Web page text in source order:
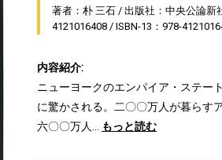
著者：朴 三石 出版社：中央公論新
4121016408
ISBN-13：978-
内容紹介:
ニューヨークのエンパイア・ステー
に驚かされる。二〇〇万人が暮らす
六〇〇万人…
もっと読む